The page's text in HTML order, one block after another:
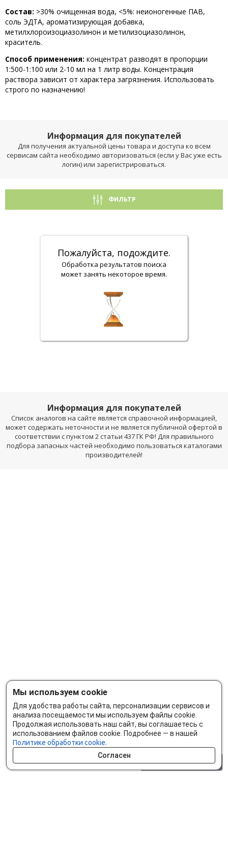
Состав: >30% очищенная вода, <5%: неионогенные ПАВ,
соль ЭДТА, ароматизирующая добавка,
метилхлороизоциазолинон и метилизоциазолинон,
краситель.
Способ применения: концентрат разводят в пропорции
1:500-1:100 или 2-10 мл на 1 литр воды. Концентрация
раствора зависит от характера загрязнения. Использовать
строго по назначению!
Информация для покупателей
Для получения актуальной цены товара и доступа ко всем
сервисам сайта необходимо авторизоваться (если у Вас уже есть
логин) или зарегистрироваться.
ФИЛЬТР
Пожалуйста, подождите.
Обработка результатов поиска
может занять некоторое время.
Информация для покупателей
Список аналогов на сайте является справочной информацией,
может содержать неточности и не является публичной офертой в
соответствии с пунктом 2 статьи 437 ГК РФ! Для правильного
подбора запасных частей необходимо пользоваться каталогами
производителей!
Мы используем cookie
Для удобства работы сайта, персонализации сервисов и
анализа посещаемости мы используем файлы cookie.
Продолжая использовать наш сайт, вы соглашаетесь с
использованием файлов cookie. Подробнее — в нашей
Политике обработки cookie.
Согласен